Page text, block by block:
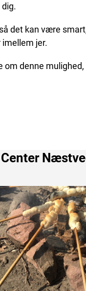
det kan være
imellem jer.
om denne